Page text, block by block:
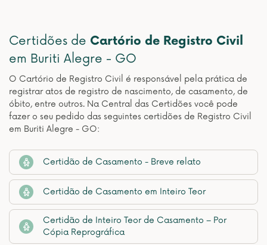
Certidões de Cartório de Registro Civil
em Buriti Alegre - GO
O Cartório de Registro Civil é responsável pela prática de
registrar atos de registro de nascimento, de casamento, de
óbito, entre outros. Na Central das Certidões você pode
fazer o seu pedido das seguintes certidões de Registro Civil
em Buriti Alegre - GO:
Certidão de Casamento - Breve relato
Certidão de Casamento em Inteiro Teor
Certidão de Inteiro Teor de Casamento – Por
Cópia Reprográfica